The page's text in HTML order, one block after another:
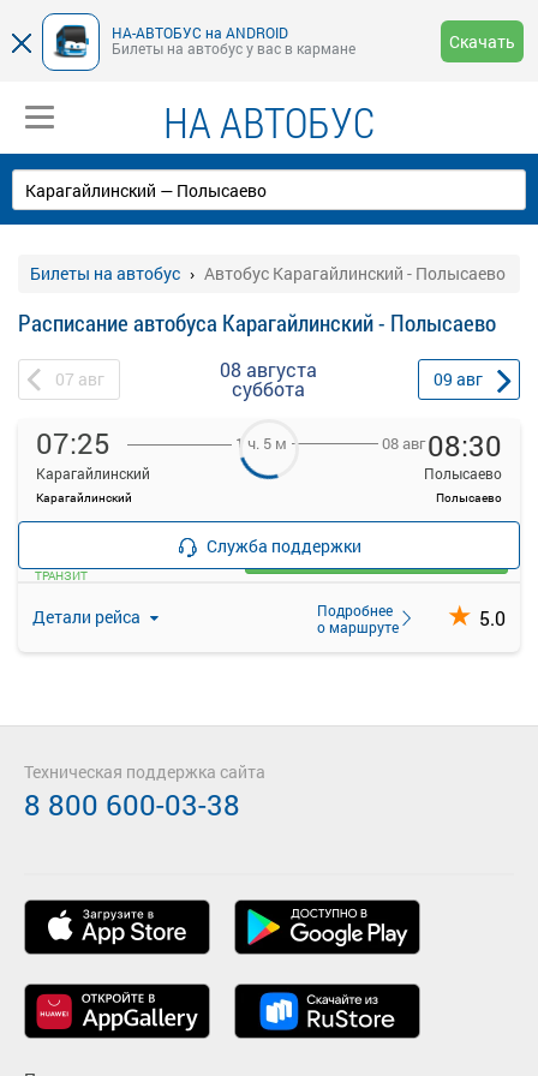
НА-АВТОБУС на ANDROID
Билеты на автобус у вас в кармане
Скачать
НА АВТОБУС
Билеты на автобус Автобус Карагайлинский - Полысаево
Расписание автобуса Карагайлинский - Полысаево
07 авг 08 августа
суббота 09 авг
07:25
Карагайлинский
Карагайлинский
1 ч. 5 м 08 авг08:30
Полысаево
Полысаево
Детали рейса
Подробнее
о маршруте
5.0
—
ТРАНЗИТ
Загрузить цену
Служба поддержки
Техническая поддержка сайта
8 800 600-03-38